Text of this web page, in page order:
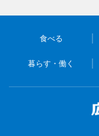
食べる
暮らす・働く